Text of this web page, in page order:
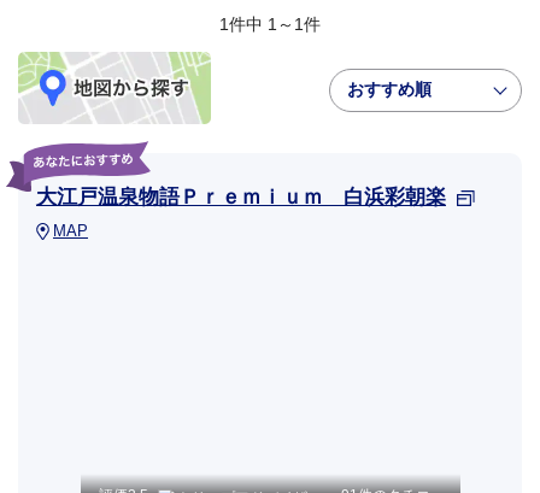
1件中 1～1件
おすすめ順
大江戸温泉物語Ｐｒｅｍｉｕｍ 白浜彩朝楽
MAP